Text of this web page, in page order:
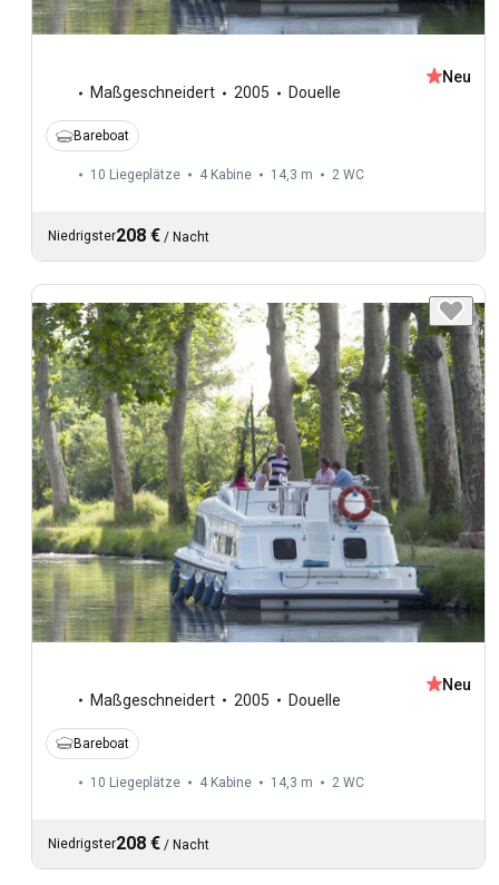
Maßgeschneidert 2005 Douelle
Neu
Bareboat
10 Liegeplätze 4 Kabine 14,3 m 2 WC
Niedrigster208 € / Nacht
Maßgeschneidert 2005 Douelle
Neu
Bareboat
10 Liegeplätze 4 Kabine 14,3 m 2 WC
Niedrigster208 € / Nacht